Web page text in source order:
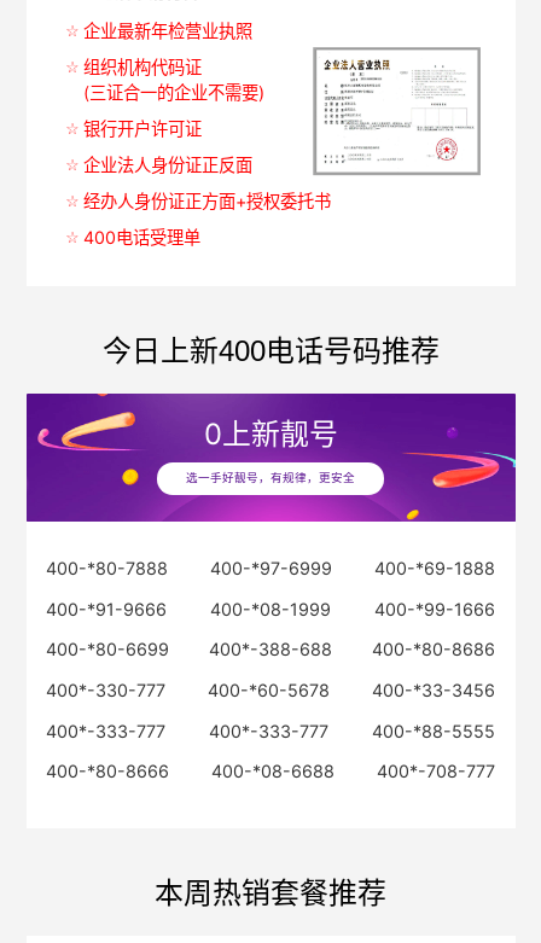
企业最新年检营业执照
组织机构代码证
(三证合一的企业不需要)
银行开户许可证
企业法人身份证正反面
经办人身份证正方面+授权委托书
400电话受理单
今日上新400电话号码推荐
0上新靓号
选一手好靓号，有规律，更安全
400-*80-7888 400-*97-6999
400-*69-1888
400-*91-9666
400-*08-1999
400-*99-1666
400-*80-6699
400*-388-688
400-*80-8686
400*-330-777
400-*60-5678
400-*33-3456
400*-333-777
400*-333-777
400-*88-5555
400-*80-8666
400-*08-6688 400*-708-777
本周热销套餐推荐